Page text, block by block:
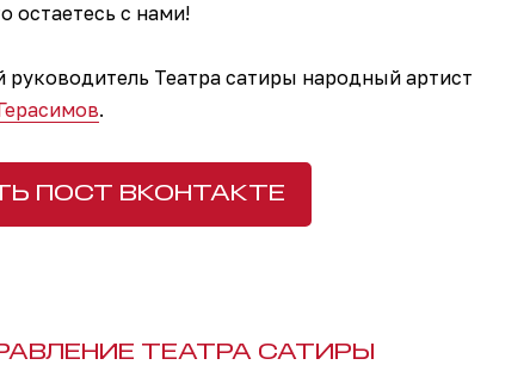
остаетесь с нами!
Театра сатиры народный артист
.
ПОСТ ВКОНТАКТЕ
ТЕАТРА САТИРЫ